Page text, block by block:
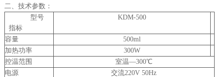
二、技术参数：
型号
指标
KDM-500
容量
500ml
加热功率
300W
控温范围
室温—300℃
电源
交流220V 50Hz